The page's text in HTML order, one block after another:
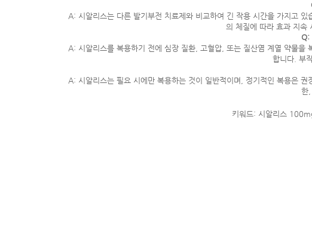
A: 시알리스는 다른 발기부전 치료제와 비교하여 긴 작용 시간을 가지고
의 체질에 따라 효과 지속
Q:
A: 시알리스를 복용하기 전에 심장 질환, 고혈압, 또는 질산염 계열 약물
합니다. 부
A: 시알리스는 필요 시에만 복용하는 것이 일반적이며, 정기적인 복용은
한,
키워드: 시알리스